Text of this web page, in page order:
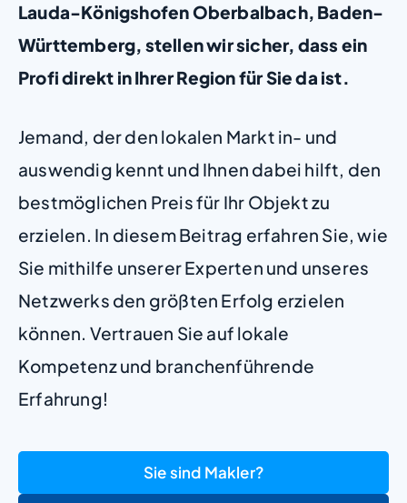
Lauda-Königshofen Oberbalbach, Baden-
Württemberg, stellen wir sicher, dass ein
Profi direkt in Ihrer Region für Sie da ist.
Jemand, der den lokalen Markt in- und
auswendig kennt und Ihnen dabei hilft, den
bestmöglichen Preis für Ihr Objekt zu
erzielen. In diesem Beitrag erfahren Sie, wie
Sie mithilfe unserer Experten und unseres
Netzwerks den größten Erfolg erzielen
können. Vertrauen Sie auf lokale
Kompetenz und branchenführende
Erfahrung!
Sie sind Makler?